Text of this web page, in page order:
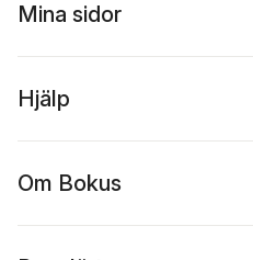
Mina sidor
Hjälp
Om Bokus